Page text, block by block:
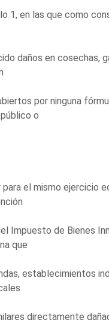
1, en las que como
daños en cosechas,
por ninguna
o
el mismo ejercicio
Impuesto de Bienes
que
establecimientos
directamente